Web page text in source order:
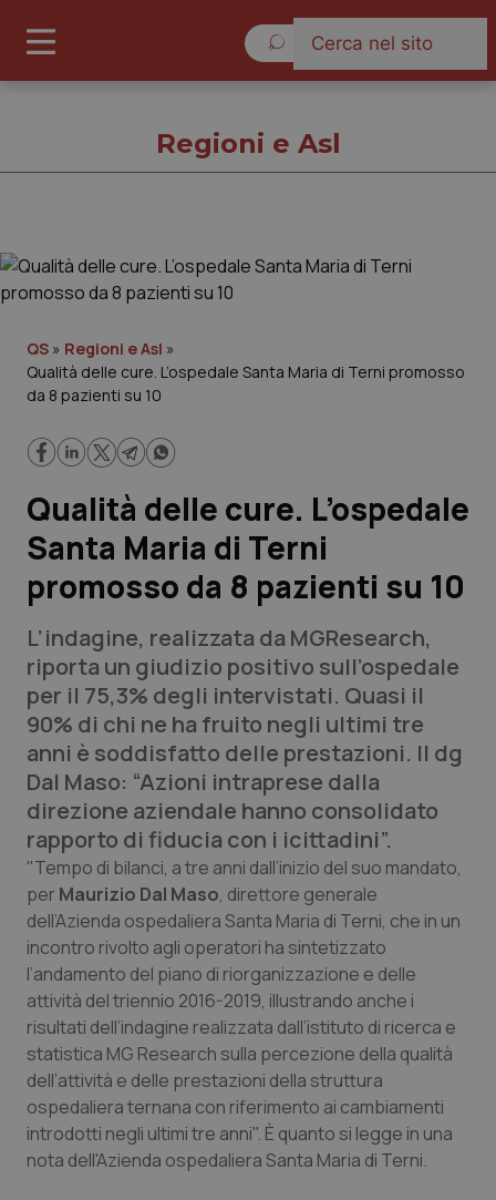
Governo e Parlamento
Regioni e Asl
Lavoro e Professioni
Scienza e Farmaci
Studi e Analisi
Lettere al direttore
Edizioni Regionali
QS Pro
Professionisti Sanitari.AI
Abruzzo
Basilicata
Calabria
Campania
Emilia-Romagna
QS Pro Gold
Artrite & artrosi
Asma & BPCO
Car-T
Colesterolo & coronaropatie
QS Club Newsletter
Regioni e Asl
QS » Regioni e Asl »
Qualità delle cure. L’ospedale Santa Maria di Terni promosso
da 8 pazienti su 10
Qualità delle cure. L’ospedale
Santa Maria di Terni
promosso da 8 pazienti su 10
L’indagine, realizzata da MGResearch,
riporta un giudizio positivo sull’ospedale
per il 75,3% degli intervistati. Quasi il
90% di chi ne ha fruito negli ultimi tre
anni è soddisfatto delle prestazioni. Il dg
Dal Maso: “Azioni intraprese dalla
direzione aziendale hanno consolidato
rapporto di fiducia con i icittadini”.
"Tempo di bilanci, a tre anni dall’inizio del suo mandato,
per Maurizio Dal Maso, direttore generale
dell’Azienda ospedaliera Santa Maria di Terni, che in un
incontro rivolto agli operatori ha sintetizzato
l’andamento del piano di riorganizzazione e delle
attività del triennio 2016-2019, illustrando anche i
risultati dell’indagine realizzata dall’istituto di ricerca e
statistica MG Research sulla percezione della qualità
dell’attività e delle prestazioni della struttura
ospedaliera ternana con riferimento ai cambiamenti
introdotti negli ultimi tre anni". È quanto si legge in una
nota dell'Azienda ospedaliera Santa Maria di Terni.